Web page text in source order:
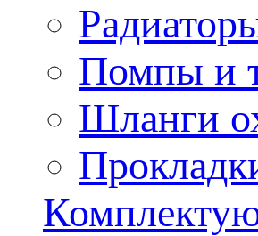
Помпы и
Шланги